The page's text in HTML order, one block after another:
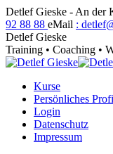
Zum
Inhalt
springen
Detlef Gieske - An der
92 88 88 eMail :
Detlef Gieske
Training • Coaching •
Kurse
Persönliches
Login
Datenschutz
Impressum